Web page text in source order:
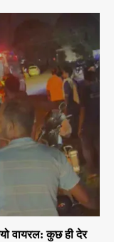
वायरल: कुछ ही देर